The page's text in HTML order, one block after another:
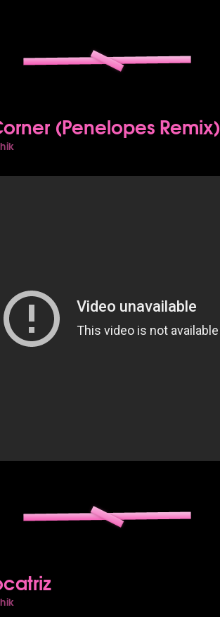
(Penelopes Remix)